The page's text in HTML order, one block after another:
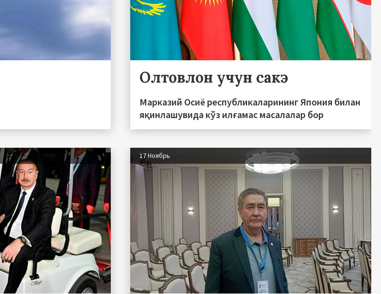
Олтовлон учун сакэ
Марказий Осиё республикаларининг Япония билан
яқинлашувида кўз илғамас масалалар бор
17 Ноябрь